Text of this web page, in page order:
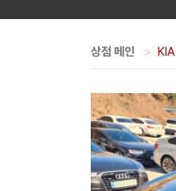
상점 메인 KIA